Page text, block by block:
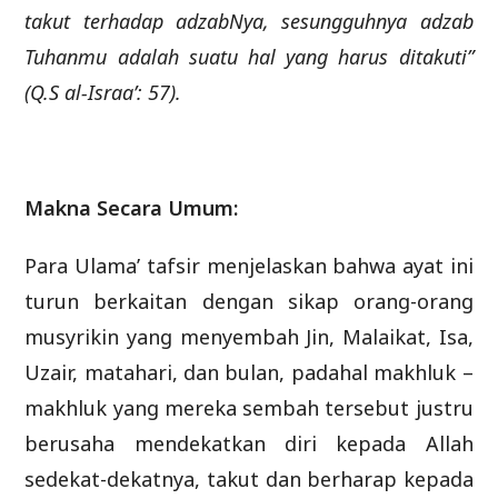
takut terhadap adzabNya, sesungguhnya adzab
Tuhanmu adalah suatu hal yang harus ditakuti”
(Q.S al-Israa’: 57).
Makna Secara Umum:
Para Ulama’ tafsir menjelaskan bahwa ayat ini
turun berkaitan dengan sikap orang-orang
musyrikin yang menyembah Jin, Malaikat, Isa,
Uzair, matahari, dan bulan, padahal makhluk –
makhluk yang mereka sembah tersebut justru
berusaha mendekatkan diri kepada Allah
sedekat-dekatnya, takut dan berharap kepada